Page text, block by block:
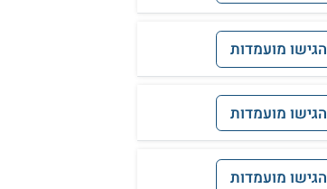
הגישו מועמדות
הגישו מועמדות
הגישו מועמדות